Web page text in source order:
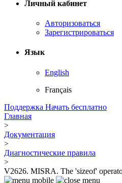
Личный кабинет
Авторизоваться
Зарегистрироваться
Язык
English
Français
Поддержка Начать бесплатно
Главная
>
Документация
>
Диагностические правила
>
V2626. MISRA. The 'sizeof'